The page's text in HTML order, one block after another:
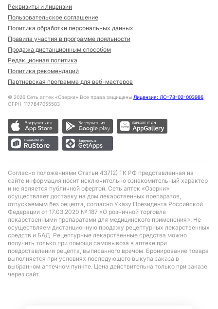
Реквизиты и лицензии
Пользовательское соглашение
Политика обработки персональных данных
Правила участия в программе лояльности
Продажа дистанционным способом
Редакционная политика
Политика рекомендаций
Партнерская программа для веб-мастеров
© 2026 Сеть аптек «Озерки» Все права защищены Лицензия: ЛО-78-02-003986,
ОГРН: 1177847055583
Согласно положениями Статьи 437(2) ГК РФ представленная на
сайте информация носит исключительно ознакомительный характер
и не является публичной офертой. Сеть аптек «Озерки»
осуществляет доставку на дом лекарственных препаратов,
отпускаемым без рецепта, согласно Указу Президента Российской
Федерации от 17.03.2020 № 187 «О розничной торговле
лекарственными препаратами для медицинского применения». Не
осуществляем дистанционную продажу рецептурных лекарственных
средств и БАД. Рецептурные лекарственные средства можно
получить только при помощи самовывоза в аптеке при
предоставлении рецепта, выписанного врачом. Бронирование товара
выполняется при условиях последующего выкупа заказа в
выбранном аптечном пункте. Цена действительна только при заказе
через сайт.